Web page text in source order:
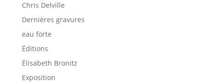
Chris Delville
Dernières gravures
eau forte
Éditions
Élisabeth Bronitz
Exposition